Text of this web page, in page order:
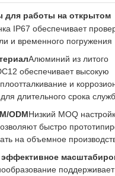
металла
под давлением
для работы на открытом
IP67 обеспечивает
и временного погружения
Алюминий из литого
обеспечивает высокую
и
для длительного срока
ODMНизкий MOQ
быстро
на объемное
поддерживает